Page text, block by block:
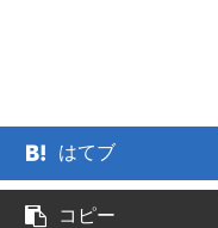
はてブ
コピー